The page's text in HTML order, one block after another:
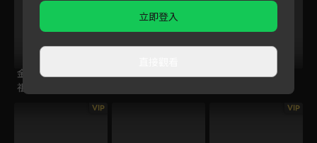
金肉人 完美超人始
祖篇
女囚靈
(國語)我們這一家
VIP VIP
立即登入